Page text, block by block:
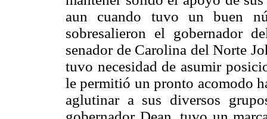
aun cuando tuvo un buen
sobresalieron el gobernador
senador de Carolina del Norte
tuvo necesidad de asumir
le permitió un pronto acomodo
aglutinar a sus diversos